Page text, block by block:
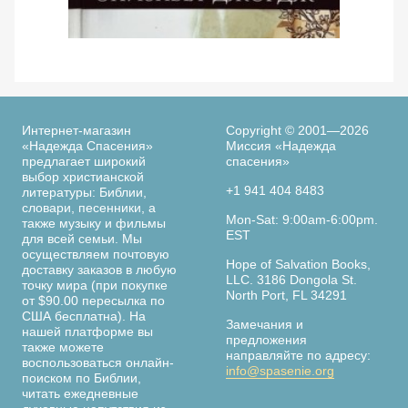
Страница
книги
Интернет-магазин
«Надежда Спасения»
предлагает широкий
выбор христианской
литературы: Библии,
словари, песенники, а
также музыку и фильмы
для всей семьи. Мы
осуществляем почтовую
доставку заказов в любую
точку мира (при покупке
от $90.00 пересылка по
США бесплатна). На
нашей платформе вы
также можете
воспользоваться онлайн-
поиском по Библии,
читать ежедневные
Copyright © 2001—2026
Миссия «Надежда
спасения»
+1 941 404 8483
Mon-Sat: 9:00am-6:00pm.
EST
Hope of Salvation Books,
LLC. 3186 Dongola St.
North Port, FL 34291
Замечания и
предложения
направляйте по адресу:
info@spasenie.org